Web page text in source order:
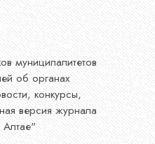
муниципалитетов
об органах
конкурсы,
версия журнала